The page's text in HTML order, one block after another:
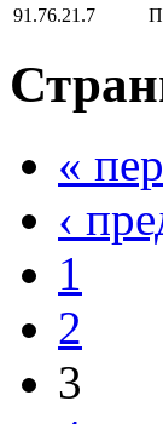
91.76.21.7
«
‹
1
2
3